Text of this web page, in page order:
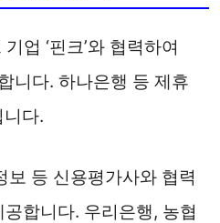
업 ‘핀크’와 협력하여
니다. 하나은행 등 제휴
다.
보 등 신용평가사와 협력
합니다. 우리은행, 농협